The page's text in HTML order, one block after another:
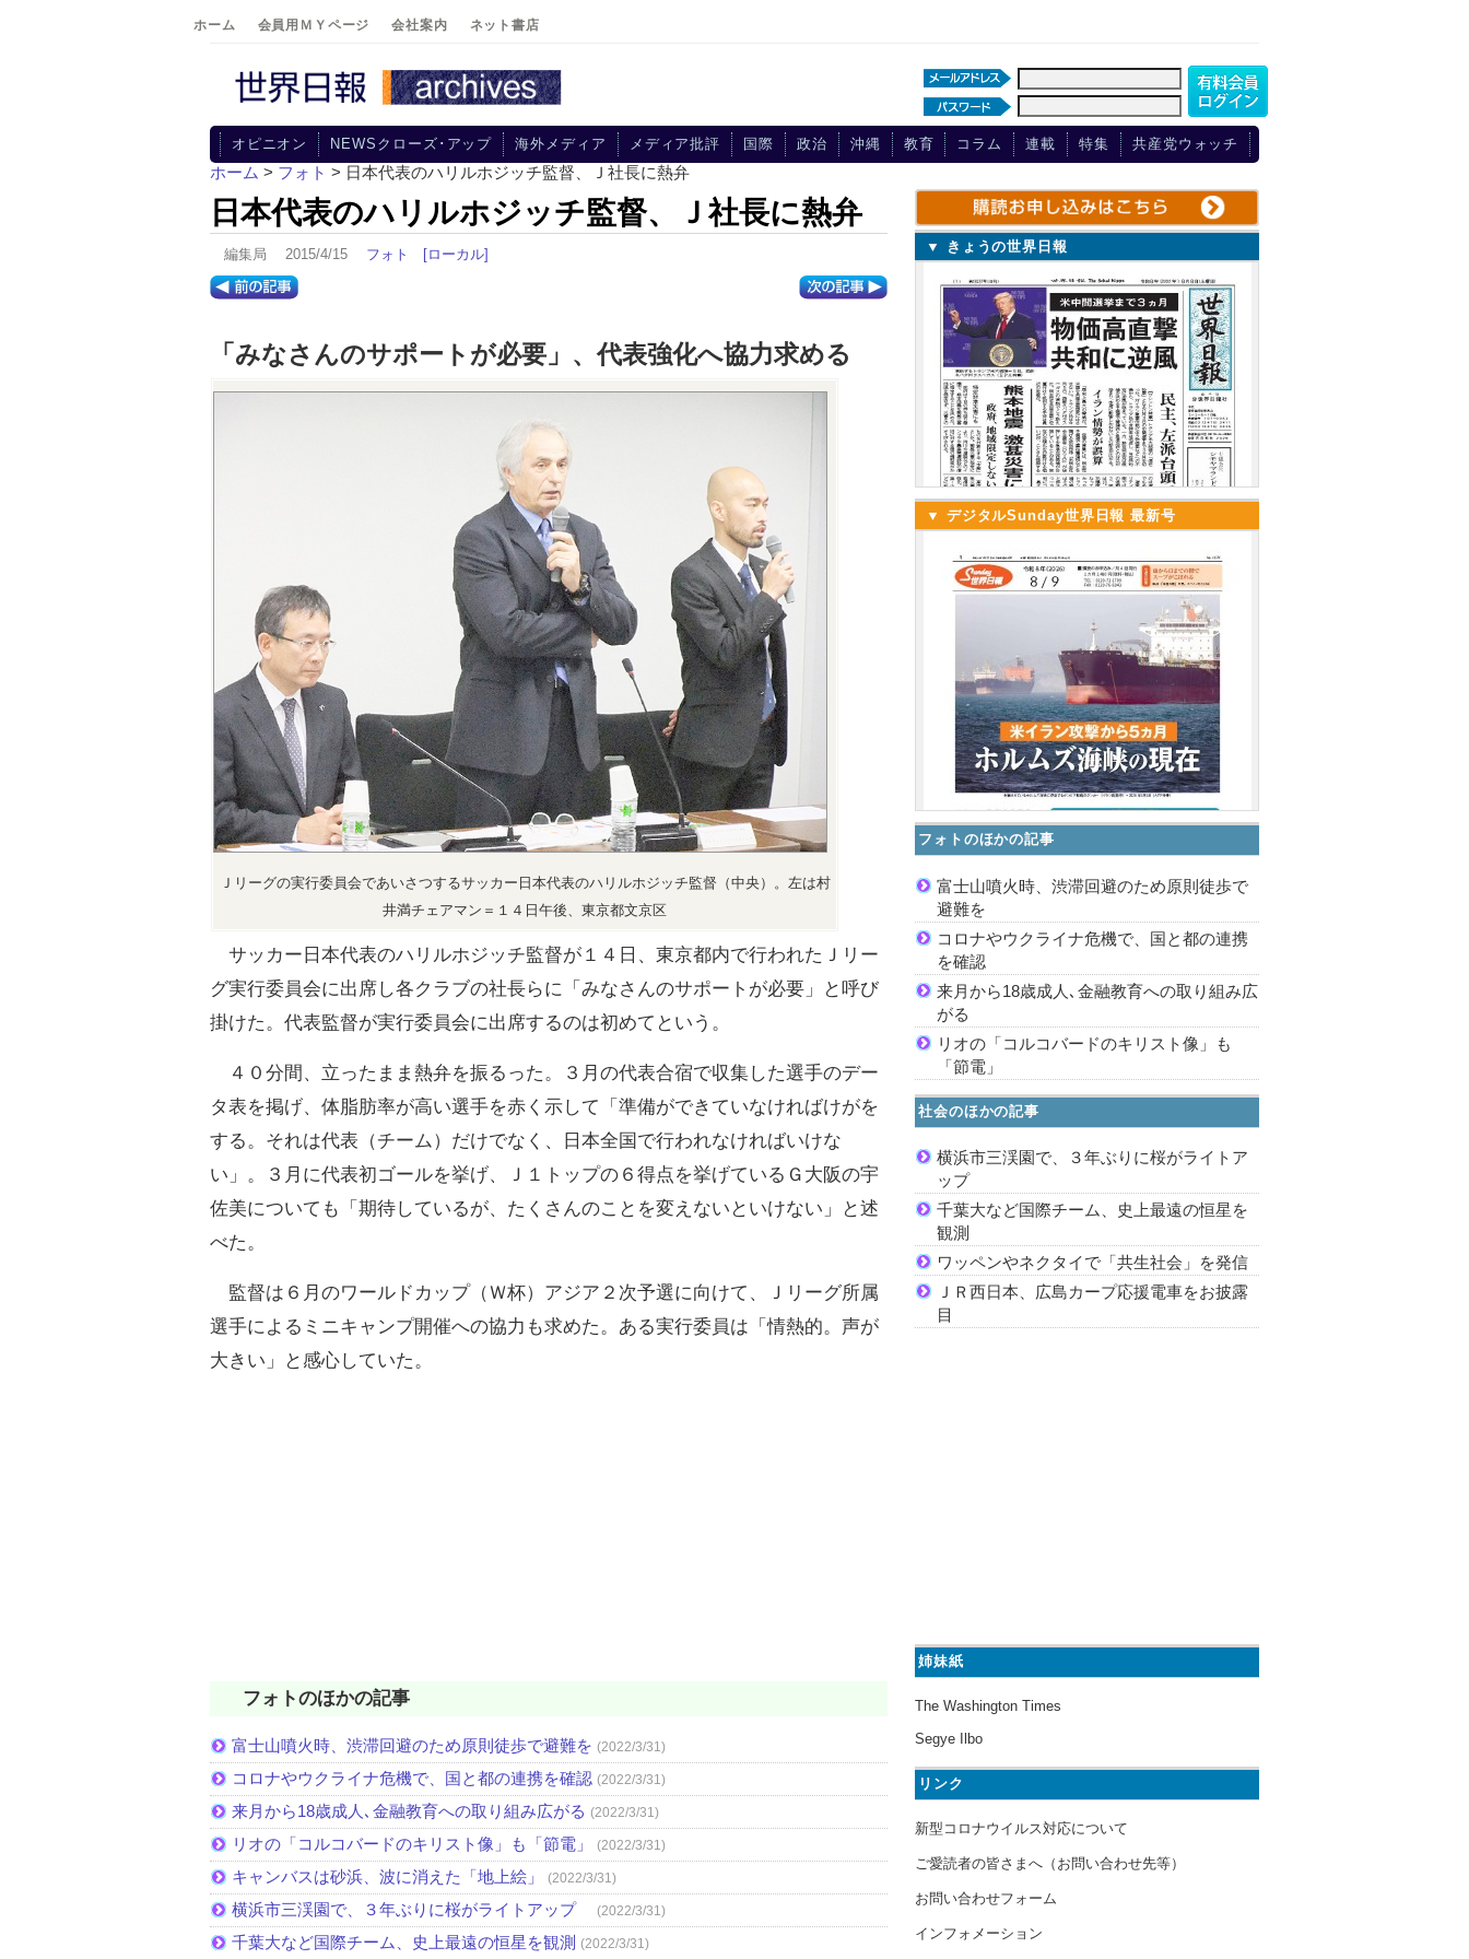
ホーム 会員用ＭＹページ 会社案内 ネット書店
オピニオン NEWSクローズ･アップ 海外メディア メディア批評 国際 政治 沖縄 教育 コラム 連載 特集 共産党ウォッチ
ホーム > フォト > 日本代表のハリルホジッチ監督、Ｊ社長に熱弁
日本代表のハリルホジッチ監督、Ｊ社長に熱弁
編集局 2015/4/15 フォト [ローカル]
「みなさんのサポートが必要」、代表強化へ協力求める
Ｊリーグの実行委員会であいさつするサッカー日本代表のハリルホジッチ監督（中央）。左は村
井満チェアマン＝１４日午後、東京都文京区
サッカー日本代表のハリルホジッチ監督が１４日、東京都内で行われたＪリー
グ実行委員会に出席し各クラブの社長らに「みなさんのサポートが必要」と呼び
掛けた。代表監督が実行委員会に出席するのは初めてという。
４０分間、立ったまま熱弁を振るった。３月の代表合宿で収集した選手のデー
タ表を掲げ、体脂肪率が高い選手を赤く示して「準備ができていなければけがを
する。それは代表（チーム）だけでなく、日本全国で行われなければいけな
い」。３月に代表初ゴールを挙げ、Ｊ１トップの６得点を挙げているＧ大阪の宇
佐美についても「期待しているが、たくさんのことを変えないといけない」と述
べた。
監督は６月のワールドカップ（Ｗ杯）アジア２次予選に向けて、Ｊリーグ所属
選手によるミニキャンプ開催への協力も求めた。ある実行委員は「情熱的。声が
大きい」と感心していた。
フォトのほかの記事
富士山噴火時、渋滞回避のため原則徒歩で避難を (2022/3/31)
コロナやウクライナ危機で、国と都の連携を確認 (2022/3/31)
来月から18歳成人､金融教育への取り組み広がる (2022/3/31)
リオの「コルコバードのキリスト像」も「節電」 (2022/3/31)
キャンバスは砂浜、波に消えた「地上絵」 (2022/3/31)
横浜市三渓園で、３年ぶりに桜がライトアップ (2022/3/31)
千葉大など国際チーム、史上最遠の恒星を観測 (2022/3/31)
▼ きょうの世界日報
▼ デジタルSunday世界日報 最新号
フォトのほかの記事
富士山噴火時、渋滞回避のため原則徒歩で
避難を
コロナやウクライナ危機で、国と都の連携
を確認
来月から18歳成人､金融教育への取り組み広
がる
リオの「コルコバードのキリスト像」も
「節電」
社会のほかの記事
横浜市三渓園で、３年ぶりに桜がライトア
ップ
千葉大など国際チーム、史上最遠の恒星を
観測
ワッペンやネクタイで「共生社会」を発信
ＪＲ西日本、広島カープ応援電車をお披露
目
姉妹紙
The Washington Times
Segye Ilbo
リンク
新型コロナウイルス対応について
ご愛読者の皆さまへ（お問い合わせ先等）
お問い合わせフォーム
インフォメーション